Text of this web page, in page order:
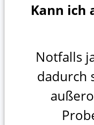
Kann ich
Notfalls
dadurch